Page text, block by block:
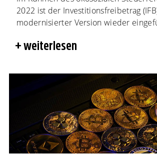
2022 ist der Investitionsfreibetrag
modernisierter Version wieder
weiterlesen